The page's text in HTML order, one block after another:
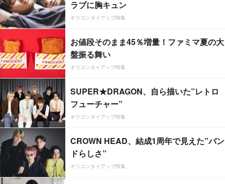
ラブに胸キュン
オリコンタイアップ特集
お値段そのまま45％増量！ファミマ夏の大
盤振る舞い
オリコンタイアップ特集
SUPER★DRAGON、自ら描いた”レトロ
フューチャー”
オリコンタイアップ特集
CROWN HEAD、結成1周年で見えた”バン
ドらしさ”
オリコンタイアップ特集